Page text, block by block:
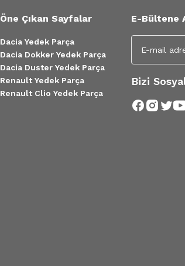
Öne Çıkan Sayfalar
Dacia Yedek Parça
Dacia Dokker Yedek Parça
Dacia Duster Yedek Parça
Renault Yedek Parça
Renault Clio Yedek Parça
E-Bültene
Bizi